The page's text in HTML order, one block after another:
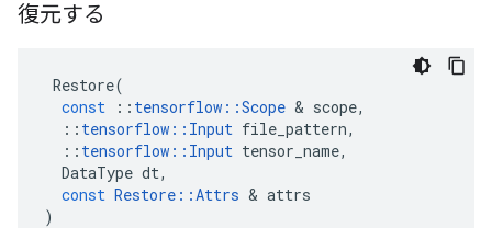
復元する
Restore(
const
:: tensorflow ::Scope & scope,
:: tensorflow :: Input file_pattern,
:: tensorflow :: Input tensor_name,
DataType dt,
const Restore ::Attrs & attrs
)